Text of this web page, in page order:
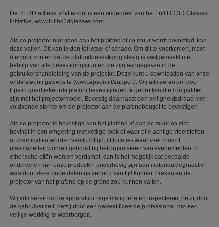
De RF 3D actieve shutter-bril is een onderdeel van het Full HD 3D Glasses
Initiative, www.fullhd3dglasses.com
Als de projector niet goed aan het plafond of de muur wordt bevestigd, kan
deze vallen. Dit kan leiden tot letsel of schade. Om dit te voorkomen, moet
u ervoor zorgen dat de plafondbevestiging stevig is vastgemaakt met
behulp van alle bevestigingspunten die zijn aangegeven in de
gebruikershandleiding van de projector. Deze kunt u downloaden van onze
ondersteuningswebsite (www.epson.nl/support). Wij adviseren om door
Epson goedgekeurde plafondbevestigingen te gebruiken die compatibel
zijn met het projectormodel. Bevestig daarnaast een veiligheidsdraad met
voldoende sterkte om de projector aan de plafondbeugel te bevestigen.
Als de projector is bevestigd aan het plafond of aan de muur en zich
bevindt in een omgeving met vettige rook of waar olie-achtige vloeistoffen
of chemicaliën worden vervluchtigd, of locaties waar veel rook of
plasmabellen worden gebruikt bij het organiseren van evenementen, of
etherische oliën worden verdampt, dan is het mogelijk dat bepaalde
onderdelen van onze producten onderhevig zijn aan materiaaldegradatie,
waardoor deze onderdelen na verloop van tijd kunnen breken en de
projector van het plafond op de grond zou kunnen vallen.
Wij adviseren om de apparatuur regelmatig te laten inspecteren, hetzij door
de gebruiker zelf, hetzij door een gekwalificeerde professional, om een
veilige werking te waarborgen.